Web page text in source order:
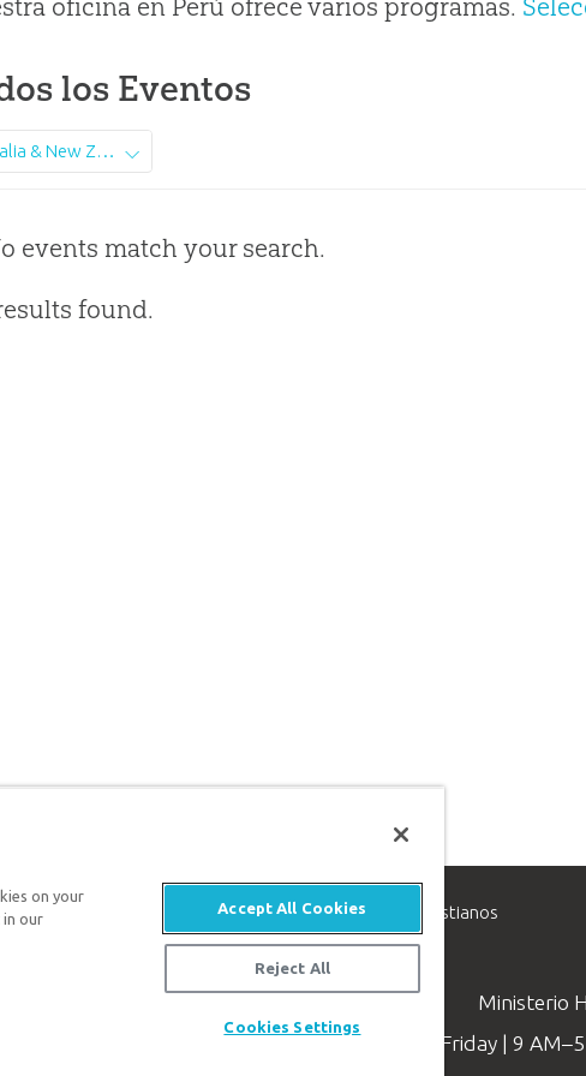
oficina en Perú ofrece varios programas.
los Eventos
Australia & New Zealand
events match your search.
found.
un ministerio de apologética, dedicado a ayudar a los cristianos
el evangelio de Jesucristo.
Ministerio
Available Monday–Friday | 9
on your
in our
Accept All Cookies
Reject All
Cookies Settings